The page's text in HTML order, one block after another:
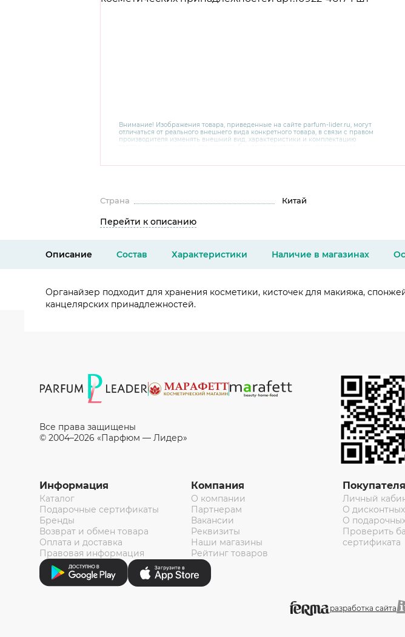
Внимание! Изображения товара, приведенные на сайте parfum-lider.ru, могут
отличаться от реального внешнего вида конкретного товара, в связи с правом
производителя изменять внешний вид, характеристики и комплектацию
консультантов по номеру 8 800 200 78 80.
Страна Китай
Перейти к описанию
Описание Состав Характеристики Наличие в магазинах
Органайзер подходит для хранения косметики, кисточек для макияжа,
канцелярских принадлежностей.
Все права защищены
© 2004–2026 «Парфюм — Лидер»
Информация
Каталог
Подарочные сертификаты
Бренды
Возврат и обмен товара
Оплата и доставка
Правовая информация
Компания
О компании
Партнерам
Вакансии
Реквизиты
Наши магазины
Рейтинг товаров
Личный
О
О
Проверить
сертификата
разработка сайта